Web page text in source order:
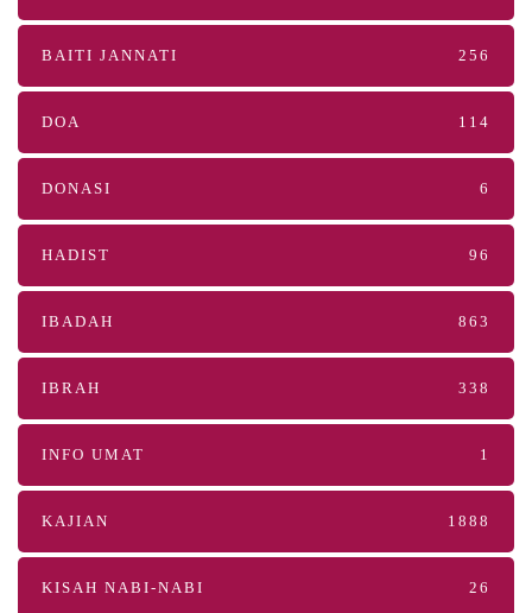
BAITI JANNATI 256
DOA 114
DONASI 6
HADIST 96
IBADAH 863
IBRAH 338
INFO UMAT 1
KAJIAN 1888
KISAH NABI-NABI 26